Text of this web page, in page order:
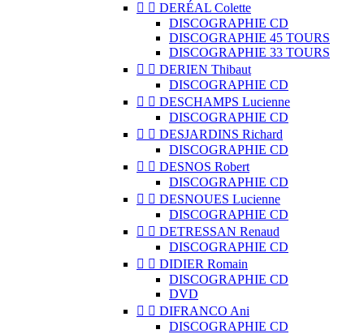
  DERÉAL Colette
DISCOGRAPHIE CD
DISCOGRAPHIE 45 TOURS
DISCOGRAPHIE 33 TOURS
  DERIEN Thibaut
DISCOGRAPHIE CD
  DESCHAMPS Lucienne
DISCOGRAPHIE CD
  DESJARDINS Richard
DISCOGRAPHIE CD
  DESNOS Robert
DISCOGRAPHIE CD
  DESNOUES Lucienne
DISCOGRAPHIE CD
  DETRESSAN Renaud
DISCOGRAPHIE CD
  DIDIER Romain
DISCOGRAPHIE CD
DVD
  DIFRANCO Ani
DISCOGRAPHIE CD